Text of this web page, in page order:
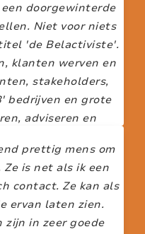
doorgewinterde
Niet voor niets
'de Belactiviste'.
klanten werven en
stakeholders,
bedrijven en grote
adviseren en
prettig mens om
Ze is net als ik een
contact. Ze kan als
ervan laten zien.
zijn in zeer goede